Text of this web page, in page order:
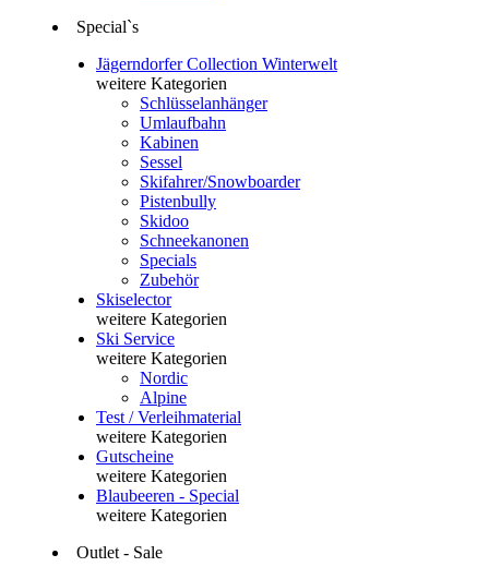
Special`s
Jägerndorfer Collection Winterwelt
weitere Kategorien
Schlüsselanhänger
Umlaufbahn
Kabinen
Sessel
Skifahrer/Snowboarder
Pistenbully
Skidoo
Schneekanonen
Specials
Zubehör
Skiselector
weitere Kategorien
Ski Service
weitere Kategorien
Nordic
Alpine
Test / Verleihmaterial
weitere Kategorien
Gutscheine
weitere Kategorien
Blaubeeren - Special
weitere Kategorien
Outlet - Sale